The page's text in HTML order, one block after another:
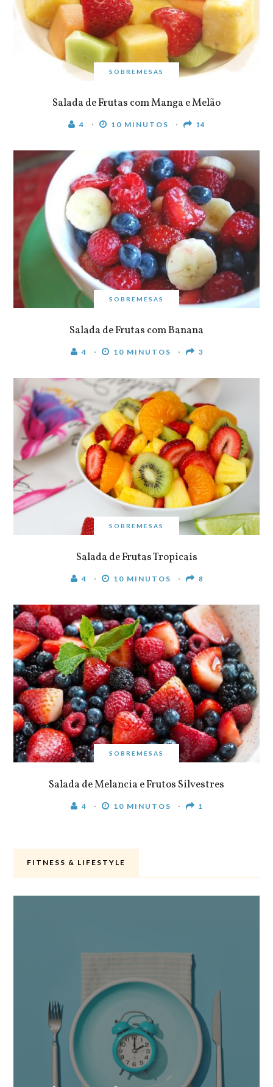
SOBREMESAS
Salada de Frutas com Manga e Melão
4 10 MINUTOS 14
SOBREMESAS
Salada de Frutas com Banana
4 10 MINUTOS 3
SOBREMESAS
Salada de Frutas Tropicais
4 10 MINUTOS 8
SOBREMESAS
Salada de Melancia e Frutos Silvestres
4 10 MINUTOS 1
FITNESS & LIFESTYLE